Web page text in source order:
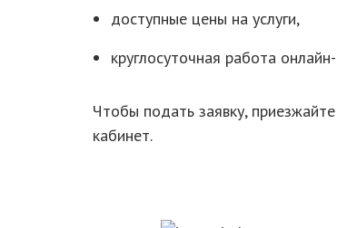
доступные цены на услуги,
круглосуточная работа
Чтобы подать заявку,
кабинет.